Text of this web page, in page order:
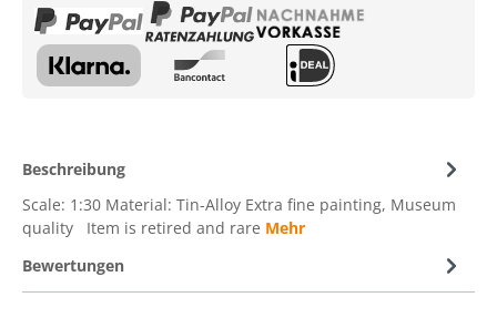
Beschreibung
Scale: 1:30 Material: Tin-Alloy Extra fine painting, Museum
quality Item is retired and rare Mehr
Bewertungen